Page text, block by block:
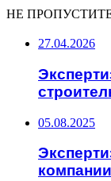
НЕ
27.04.2026
05.08.2025
компании